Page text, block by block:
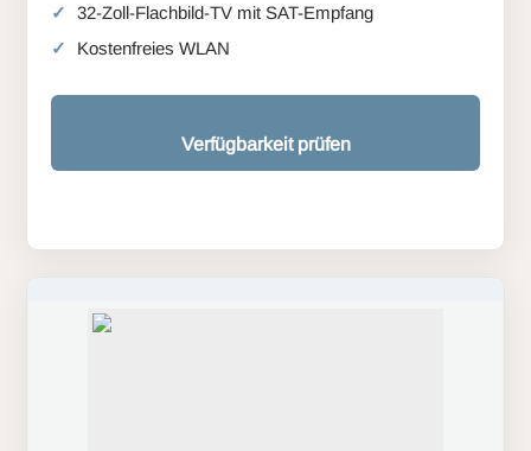
32-Zoll-Flachbild-TV mit SAT-Empfang
Kostenfreies WLAN
Verfügbarkeit prüfen